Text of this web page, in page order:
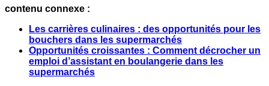
contenu connexe :
Les carrières culinaires : des opportunités pour les
bouchers dans les supermarchés
Opportunités croissantes : Comment décrocher un
emploi d’assistant en boulangerie dans les
supermarchés